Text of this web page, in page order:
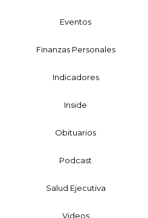
Eventos
Finanzas Personales
Indicadores
Inside
Obituarios
Podcast
Salud Ejecutiva
Videos